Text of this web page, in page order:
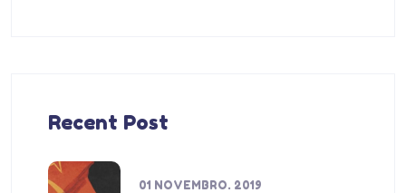
Recent Post
01 NOVEMBRO. 2019